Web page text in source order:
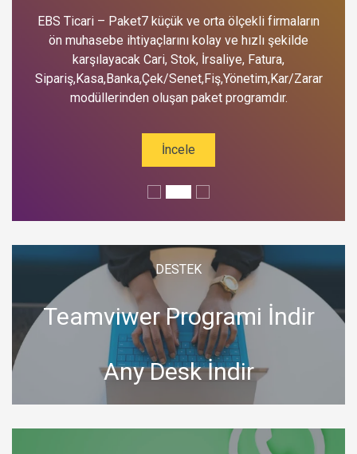
EBS Ticari – Paket7 küçük ve orta ölçekli firmaların
ön muhasebe ihtiyaçlarını kolay ve hızlı şekilde
karşılayacak Cari, Stok, İrsaliye, Fatura,
Sipariş,Kasa,Banka,Çek/Senet,Fiş,Yönetim,Kar/Zarar
modüllerinden oluşan paket programdır.
İncele
DESTEK
Teamviwer Programi İndir
Any Desk İndir